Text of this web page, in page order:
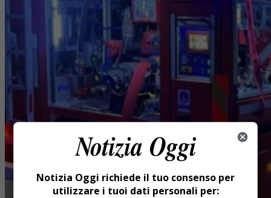
Notizia Oggi richiede il tuo consenso per
utilizzare i tuoi dati personali per: